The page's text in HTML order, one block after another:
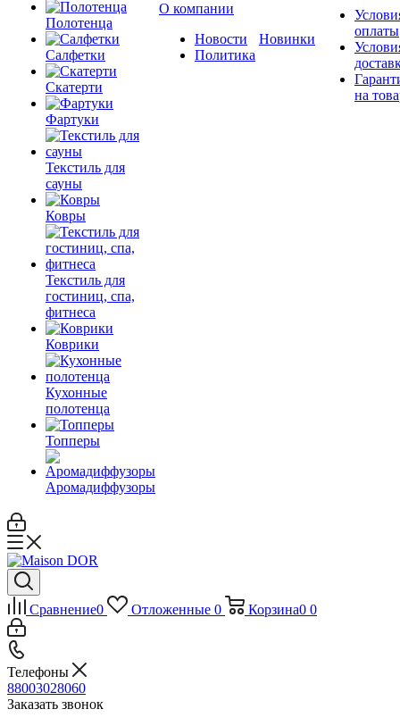
Полотенца
Салфетки
Скатерти
Фартуки
Текстиль для
сауны
Ковры
Текстиль для
гостиниц, спа,
фитнеса
Коврики
Кухонные
полотенца
Топперы
Аромадиффузоры
О компании
Новости
Политика
Новинки
оплаты
на
Сравнение0 Отложенные 0 Корзина0 0
Телефоны
88003028060
Заказать звонок